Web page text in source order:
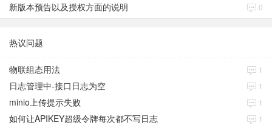
新版本预告以及授权方面的说明 0
热议问题
物联组态用法 1
日志管理中-接口日志为空 1
minio上传提示失败 1
如何让APIKEY超级令牌每次都不写日志 1